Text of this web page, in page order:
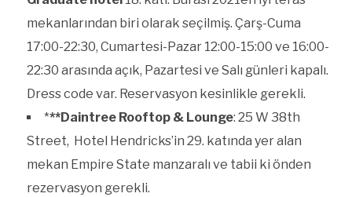
mekanlarından biri olarak seçilmiş. Çarş-Cuma
17:00-22:30, Cumartesi-Pazar 12:00-15:00 ve 16:00-
22:30 arasında açık, Pazartesi ve Salı günleri kapalı.
Dress code var. Reservasyon kesinlikle gerekli.
***Daintree Rooftop & Lounge: 25 W 38th
Street, Hotel Hendricks’in 29. katında yer alan
mekan Empire State manzaralı ve tabii ki önden
rezervasyon gerekli.